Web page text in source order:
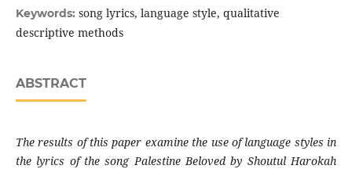
Keywords: song lyrics, language style, qualitative
descriptive methods
ABSTRACT
The results of this paper examine the use of language styles in
the lyrics of the song Palestine Beloved by Shoutul Harokah